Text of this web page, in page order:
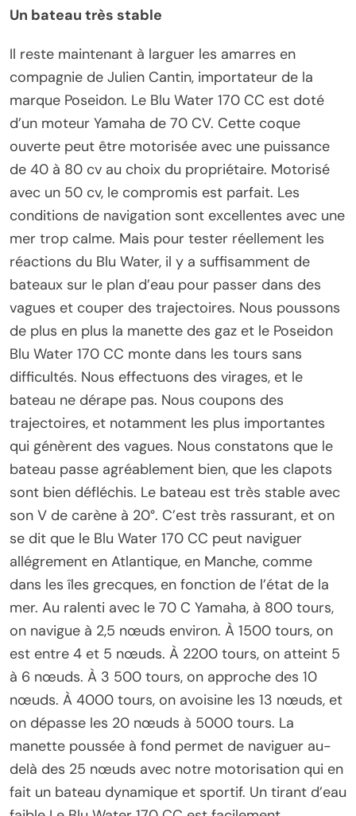
Un bateau très stable
Il reste maintenant à larguer les amarres en
compagnie de Julien Cantin, importateur de la
marque Poseidon. Le Blu Water 170 CC est doté
d’un moteur Yamaha de 70 CV. Cette coque
ouverte peut être motorisée avec une puissance
de 40 à 80 cv au choix du propriétaire. Motorisé
avec un 50 cv, le compromis est parfait. Les
conditions de navigation sont excellentes avec une
mer trop calme. Mais pour tester réellement les
réactions du Blu Water, il y a suffisamment de
bateaux sur le plan d’eau pour passer dans des
vagues et couper des trajectoires. Nous poussons
de plus en plus la manette des gaz et le Poseidon
Blu Water 170 CC monte dans les tours sans
difficultés. Nous effectuons des virages, et le
bateau ne dérape pas. Nous coupons des
trajectoires, et notamment les plus importantes
qui génèrent des vagues. Nous constatons que le
bateau passe agréablement bien, que les clapots
sont bien défléchis. Le bateau est très stable avec
son V de carène à 20°. C’est très rassurant, et on
se dit que le Blu Water 170 CC peut naviguer
allégrement en Atlantique, en Manche, comme
dans les îles grecques, en fonction de l’état de la
mer. Au ralenti avec le 70 C Yamaha, à 800 tours,
on navigue à 2,5 nœuds environ. À 1500 tours, on
est entre 4 et 5 nœuds. À 2200 tours, on atteint 5
à 6 nœuds. À 3 500 tours, on approche des 10
nœuds. À 4000 tours, on avoisine les 13 nœuds, et
on dépasse les 20 nœuds à 5000 tours. La
manette poussée à fond permet de naviguer au-
delà des 25 nœuds avec notre motorisation qui en
fait un bateau dynamique et sportif. Un tirant d’eau